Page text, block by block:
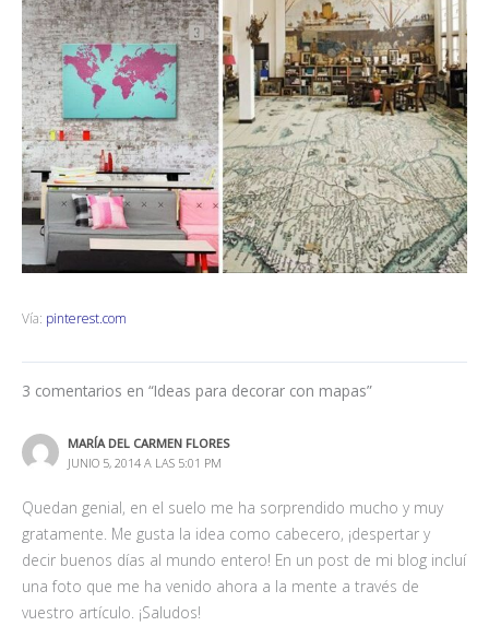
Vía: pinterest.com
3 comentarios en “Ideas para decorar con mapas”
MARÍA DEL CARMEN FLORES
JUNIO 5, 2014 A LAS 5:01 PM
Quedan genial, en el suelo me ha sorprendido mucho y muy
gratamente. Me gusta la idea como cabecero, ¡despertar y
decir buenos días al mundo entero! En un post de mi blog incluí
una foto que me ha venido ahora a la mente a través de
vuestro artículo. ¡Saludos!